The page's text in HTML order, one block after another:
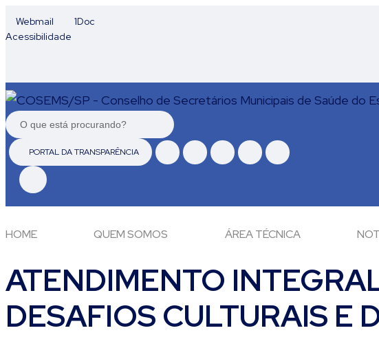
Webmail
1Doc
Acessibilidade
PORTAL DA TRANSPARÊNCIA
HOME QUEM SOMOS ÁREA TÉCNICA
ATENDIMENTO
DESAFIOS CULTURAIS E